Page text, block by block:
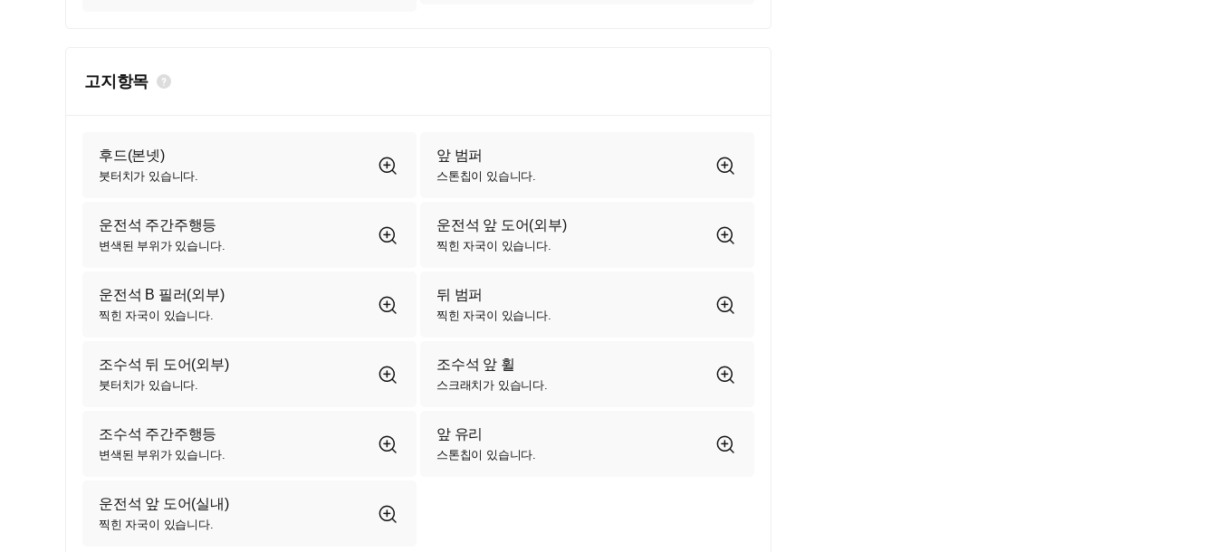
고지항목
후드(본넷)
붓터치가 있습니다.
앞 범퍼
스톤칩이 있습니다.
운전석 주간주행등
변색된 부위가 있습니다.
운전석 앞 도어(외부)
찍힌 자국이 있습니다.
운전석 B 필러(외부)
찍힌 자국이 있습니다.
뒤 범퍼
찍힌 자국이 있습니다.
조수석 뒤 도어(외부)
붓터치가 있습니다.
조수석 앞 휠
스크래치가 있습니다.
조수석 주간주행등
변색된 부위가 있습니다.
앞 유리
스톤칩이 있습니다.
운전석 앞 도어(실내)
찍힌 자국이 있습니다.